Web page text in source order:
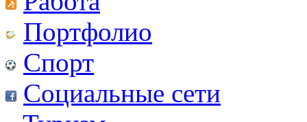
Портфолио
Спорт
Социальные сети